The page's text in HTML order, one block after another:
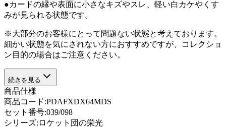
●カードの縁や表面に小さなキズやスレ、軽い白カケやくす
みが見られる状態です。
※大部分のお客様にとって問題ない状態と考えております。
細かい状態を気にされない方におすすめですが、コレクショ
ン目的の場合はご注意ください。
続きを見る
商品仕様
商品コード:PDAFXDX64MDS
セット番号:039/098
シリーズ: ロケット団の栄光